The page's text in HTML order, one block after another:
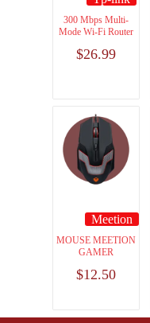
300 Mbps Multi-
Mode Wi-Fi Router
$26.99
Meetion
MOUSE MEETION
GAMER
$12.50